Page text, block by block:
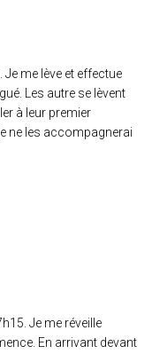
me lève et effectue
Les autre se lèvent
à leur premier
ne les accompagnerai
Je me réveille
En arrivant devant